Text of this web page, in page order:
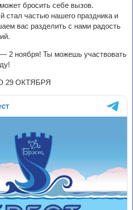
бросить себе вызов.
частью нашего праздника и
вас разделить с нами радость
2 ноября! Ты можешь участвовать
29 ОКТЯБРЯ